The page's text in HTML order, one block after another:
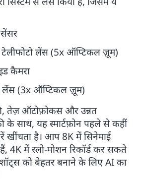
सेंसर
टेलीफोटो लेंस (5x ऑप्टिकल ज़ूम)
कैमरा
लेंस (3x ऑप्टिकल ज़ूम)
तेज़ ऑटोफ़ोकस और उन्नत
के साथ, यह स्मार्टफ़ोन पहले से कहीं
खींचता है। आप 8K में सिनेमाई
4K में स्लो-मोशन रिकॉर्ड कर सकते
को बेहतर बनाने के लिए AI का